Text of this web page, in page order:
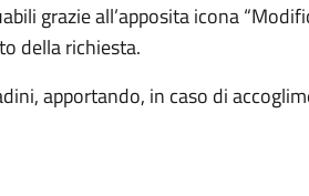
grazie all’apposita icona
della richiesta.
apportando, in caso di